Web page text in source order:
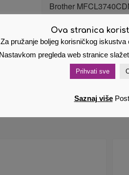
Brother
Brother
Brother DCPL3500
brother zamjenski
Ova stranica
Za pružanje boljeg korisničkog
Nastavkom pregleda web stranice
Prihvati sve
Saznaj više